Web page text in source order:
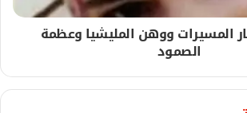
المسيرات ووهن المليشيا وعظمة
الصمود